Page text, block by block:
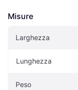
Misure
Larghezza
Lunghezza
Peso